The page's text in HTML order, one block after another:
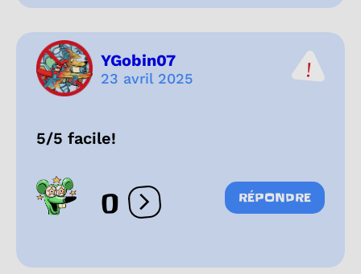
YGobin07
23 avril 2025
5/5 facile!
0 Ouvrir les réactions
RÉPONDRE